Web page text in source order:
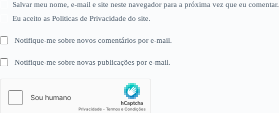
Salvar meu nome, e-mail e site neste navegador para a próxima vez que eu comentar.
Eu aceito as Politicas de Privacidade do site.
Notifique-me sobre novos comentários por e-mail.
Notifique-me sobre novas publicações por e-mail.